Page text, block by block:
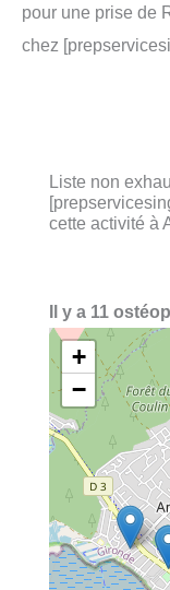
pour une prise de
chez
Liste non
cette activité à
Il y a 11
+
−